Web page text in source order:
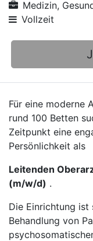
Medizin,
Vollzeit
Für eine moderne
rund 100 Betten
Zeitpunkt eine
Persönlichkeit als
Leitenden
(m/w/d) .
Die Einrichtung
Behandlung von